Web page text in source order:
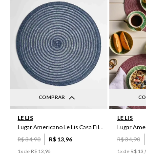
COMPRAR
LE LIS
Lugar Americano Le Lis Casa Filipa
R$34,90 R$ 13 96
1x de R$ 13 96
LE LIS
R$34,90
1x de R$ 13